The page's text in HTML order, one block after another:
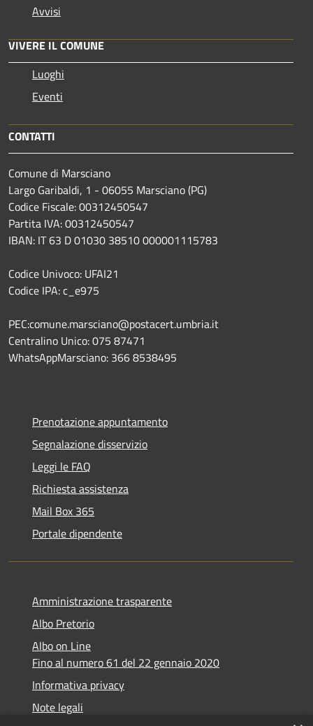
Avvisi
VIVERE IL COMUNE
Luoghi
Eventi
CONTATTI
Comune di Marsciano
Largo Garibaldi, 1 - 06055 Marsciano (PG)
Codice Fiscale: 00312450547
Partita IVA: 00312450547
IBAN: IT 63 D 01030 38510 000001115783
Codice Univoco: UFAI21
Codice IPA: c_e975
PEC:comune.marsciano@postacert.umbria.it
Centralino Unico: 075 87471
WhatsAppMarsciano: 366 8538495
Prenotazione appuntamento
Segnalazione disservizio
Leggi le FAQ
Richiesta assistenza
Mail Box 365
Portale dipendente
Amministrazione trasparente
Albo Pretorio
Albo on Line
Fino al numero 61 del 22 gennaio 2020
Informativa privacy
Note legali